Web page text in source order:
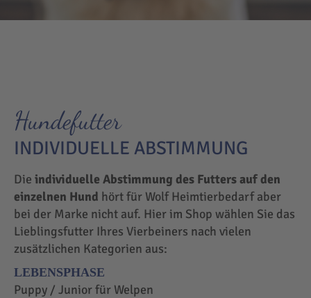
Hundefutter
INDIVIDUELLE ABSTIMMUNG
Die individuelle Abstimmung des Futters auf den
einzelnen Hund hört für Wolf Heimtierbedarf aber
bei der Marke nicht auf. Hier im Shop wählen Sie das
Lieblingsfutter Ihres Vierbeiners nach vielen
zusätzlichen Kategorien aus:
LEBENSPHASE
Puppy / Junior für Welpen